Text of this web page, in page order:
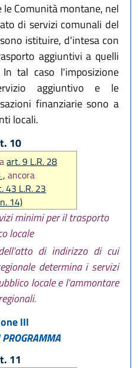
le Comunità montane, nel
di servizi comunali del
istituire, d'intesa con
aggiuntivi a quelli
tal caso l'imposizione
aggiuntivo e le
finanziarie sono a
locali.
10
art. 9 L.R. 28
, ancora
43 L.R. 23
14)
minimi per il trasporto
locale
di indirizzo di cui
determina i servizi
locale e l'ammontare
III
11